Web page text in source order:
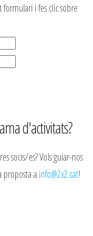
i fes clic sobre
d'activitats?
socis/es? Vols guiar-nos
proposta a info@2x2.cat!